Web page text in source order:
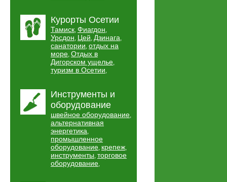
Курорты Осетии
Тамиск, Фиагдон,
Урсдон, Цей, Дзинага,
санатории, отдых на
море, Отдых в
Дигорском ущелье,
туризм в Осетии,
Инструменты и
оборудование
швейное оборудование,
альтернативная
энергетика,
промышленное
оборудование, крепеж,
инструменты, торговое
оборудование,